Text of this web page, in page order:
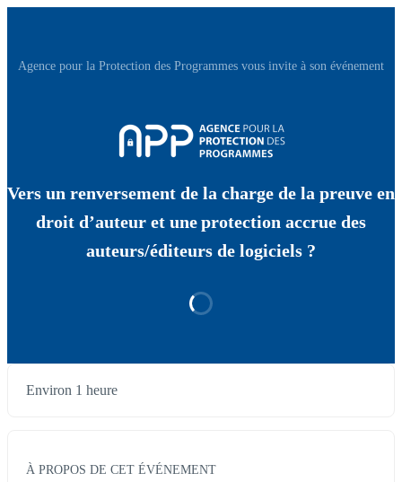
Agence pour la Protection des Programmes vous invite à son événement
Vers un renversement de la charge de la preuve en
droit d’auteur et une protection accrue des
auteurs/éditeurs de logiciels ?
Environ 1 heure
À PROPOS DE CET ÉVÉNEMENT